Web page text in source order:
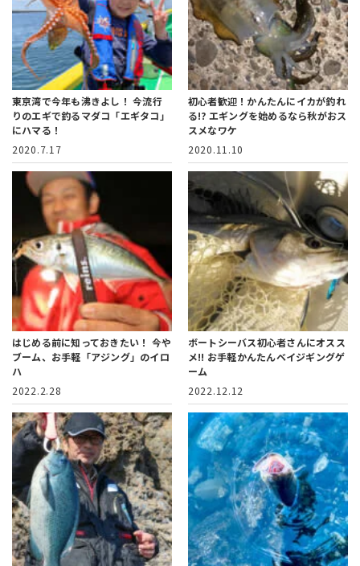
東京湾で今年も沸きよし！今流行
りのエギで釣るマダコ「エギタコ」
にハマる！
2020.7.17
初心者歓迎！かんたんにイカが釣れ
る!? エギングを始めるなら秋がおス
スメなワケ
2020.11.10
はじめる前に知っておきたい！ 今や
ブーム、お手軽「アジング」のイロ
ハ
2022.2.28
ボートシーバス初心者さんにオスス
メ!! お手軽かんたんベイジギングゲ
ーム
2022.12.12